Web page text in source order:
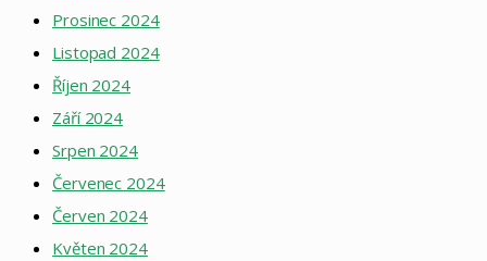
Prosinec 2024
Listopad 2024
Říjen 2024
Září 2024
Srpen 2024
Červenec 2024
Červen 2024
Květen 2024